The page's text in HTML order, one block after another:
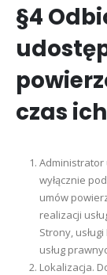
§4
czas
wyłącznie
umów
realizacji
Strony,
usług
Lokalizacja.